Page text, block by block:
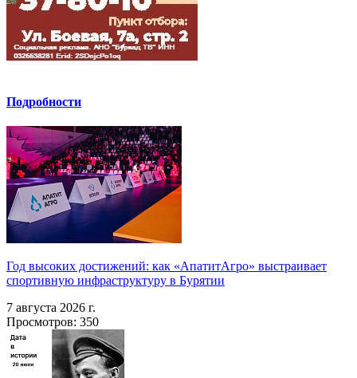
Подробности
Год высоких достижений: как «АпатитАгро» выстраивает
спортивную инфраструктуру в Бурятии
7 августа 2026 г.
Просмотров: 350